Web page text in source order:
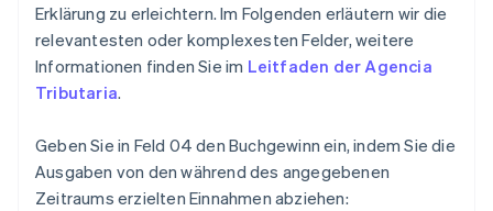
Erklärung zu erleichtern. Im Folgenden erläutern wir die
relevantesten oder komplexesten Felder, weitere
Informationen finden Sie im Leitfaden der Agencia
Tributaria.
Geben Sie in Feld 04 den Buchgewinn ein, indem Sie die
Ausgaben von den während des angegebenen
Zeitraums erzielten Einnahmen abziehen: